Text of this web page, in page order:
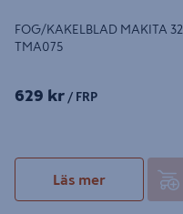
FOG/KAKELBLAD MAKITA 32
TMA075
629 kr / FRP
Läs mer